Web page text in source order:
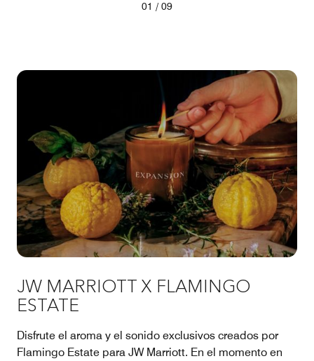
01 / 09
JW MARRIOTT X FLAMINGO
ESTATE
Disfrute el aroma y el sonido exclusivos creados por
Flamingo Estate para JW Marriott. En el momento en